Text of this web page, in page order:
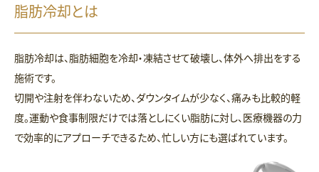
脂肪冷却とは
脂肪冷却は、脂肪細胞を冷却・凍結させて破壊し、体外へ排出をする
施術です。
切開や注射を伴わないため、ダウンタイムが少なく、痛みも比較的軽
度。運動や食事制限だけでは落としにくい脂肪に対し、医療機器の力
で効率的にアプローチできるため、忙しい方にも選ばれています。